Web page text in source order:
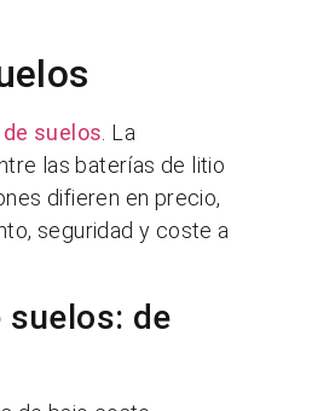
suelos. La
las baterías de litio
difieren en precio,
seguridad y coste a
de